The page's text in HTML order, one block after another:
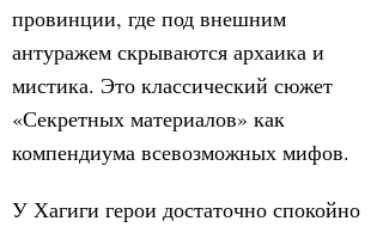
провинции, где под внешним
антуражем скрываются архаика и
мистика. Это классический сюжет
«Секретных материалов» как
компендиума всевозможных мифов.
У Хагиги герои достаточно спокойно